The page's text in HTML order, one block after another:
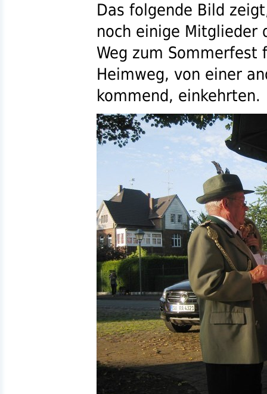
Das folgende Bild
noch einige Mitglieder
Weg zum Sommerfest
Heimweg, von einer
kommend, einkehrten.